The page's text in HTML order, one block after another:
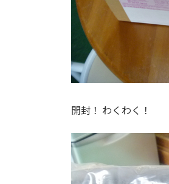
開封！ わくわく！